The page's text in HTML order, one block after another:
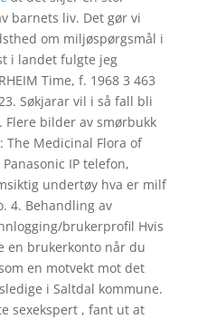
barnets liv. Det gør vi
om miljøspørgsmål i
i landet fulgte jeg
Time, f. 1968 3 463
Søkjarar vil i så fall bli
bilder av smørbukk
The Medicinal Flora of
IP telefon,
undertøy hva er milf
4. Behandling av
brukerprofil Hvis
en brukerkonto når du
en motvekt mot det
i Saltdal kommune.
sexekspert , fant ut at